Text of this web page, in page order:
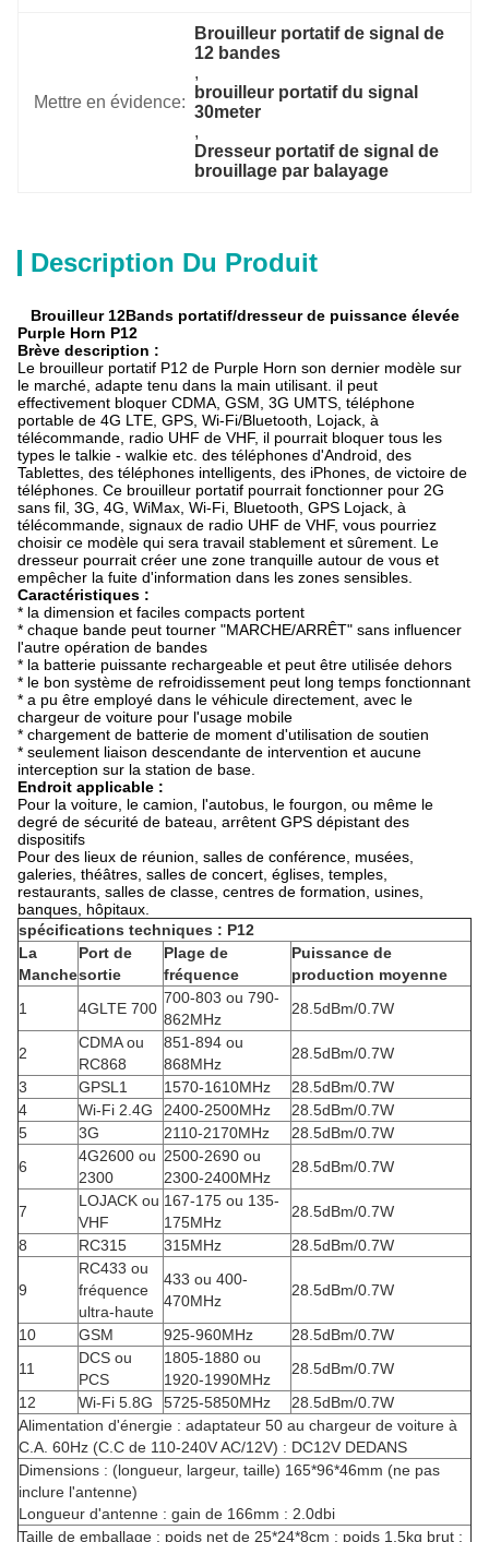
Mettre en évidence:
Brouilleur portatif de signal de
12 bandes
,
brouilleur portatif du signal
30meter
,
Dresseur portatif de signal de
brouillage par balayage
Description Du Produit
Brouilleur 12Bands portatif/dresseur de puissance élevée
Purple Horn P12
Brève description :
Le brouilleur portatif P12 de Purple Horn son dernier modèle sur
le marché, adapte tenu dans la main utilisant. il peut
effectivement bloquer CDMA, GSM, 3G UMTS, téléphone
portable de 4G LTE, GPS, Wi-Fi/Bluetooth, Lojack, à
télécommande, radio UHF de VHF, il pourrait bloquer tous les
types le talkie - walkie etc. des téléphones d'Android, des
Tablettes, des téléphones intelligents, des iPhones, de victoire de
téléphones. Ce brouilleur portatif pourrait fonctionner pour 2G
sans fil, 3G, 4G, WiMax, Wi-Fi, Bluetooth, GPS Lojack, à
télécommande, signaux de radio UHF de VHF, vous pourriez
choisir ce modèle qui sera travail stablement et sûrement. Le
dresseur pourrait créer une zone tranquille autour de vous et
empêcher la fuite d'information dans les zones sensibles.
Caractéristiques :
* la dimension et faciles compacts portent
* chaque bande peut tourner "MARCHE/ARRÊT" sans influencer
l'autre opération de bandes
* la batterie puissante rechargeable et peut être utilisée dehors
* le bon système de refroidissement peut long temps fonctionnant
* a pu être employé dans le véhicule directement, avec le
chargeur de voiture pour l'usage mobile
* chargement de batterie de moment d'utilisation de soutien
* seulement liaison descendante de intervention et aucune
interception sur la station de base.
Endroit applicable :
Pour la voiture, le camion, l'autobus, le fourgon, ou même le
degré de sécurité de bateau, arrêtent GPS dépistant des
dispositifs
Pour des lieux de réunion, salles de conférence, musées,
galeries, théâtres, salles de concert, églises, temples,
restaurants, salles de classe, centres de formation, usines,
banques, hôpitaux.
spécifications techniques : P12
La
Manche
Port de
sortie
Plage de
fréquence
Puissance de
production moyenne
1
4GLTE 700
700-803 ou 790-
862MHz
28.5dBm/0.7W
2
CDMA ou
RC868
851-894 ou
868MHz
28.5dBm/0.7W
3
GPSL1 1570-1610MHz
28.5dBm/0.7W
4
Wi-Fi 2.4G 2400-2500MHz
28.5dBm/0.7W
5
3G 2110-2170MHz
28.5dBm/0.7W
6
4G2600 ou
2300
2500-2690 ou
2300-2400MHz
28.5dBm/0.7W
7
LOJACK ou
VHF
167-175 ou 135-
175MHz
28.5dBm/0.7W
8
RC315 315MHz 28.5dBm/0.7W
9
RC433 ou
fréquence
ultra-haute
433 ou 400-
470MHz
28.5dBm/0.7W
10 GSM 925-960MHz
28.5dBm/0.7W
11
DCS ou
PCS
1805-1880 ou
1920-1990MHz
28.5dBm/0.7W
12
Wi-Fi 5.8G 5725-5850MHz
28.5dBm/0.7W
Alimentation d'énergie : adaptateur 50 au chargeur de voiture à
C.A. 60Hz (C.C de 110-240V AC/12V) : DC12V DEDANS
Dimensions : (longueur, largeur, taille) 165*96*46mm (ne pas
inclure l'antenne)
Longueur d'antenne : gain de 166mm : 2.0dbi
Taille de emballage : poids net de 25*24*8cm : poids 1.5kg brut :